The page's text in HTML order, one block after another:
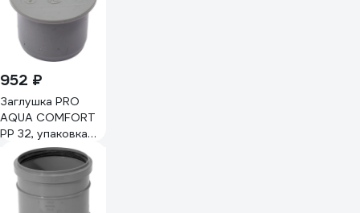
952 ₽
Заглушка PRO
AQUA COMFORT
PP 32, упаковка
50 шт 403000